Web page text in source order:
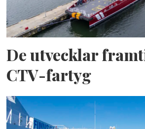
De utvecklar
CTV-fartyg